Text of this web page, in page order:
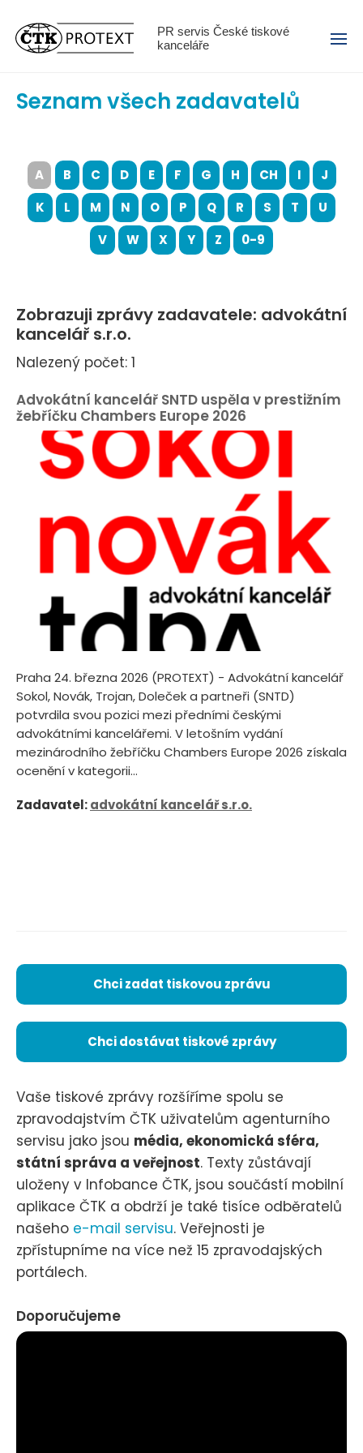
PR servis České tiskové
kanceláře
Menu
Seznam všech zadavatelů
A B C D E F G H CH I
J
K
L M N O P Q R S T
U
V
W X Y Z 0-9
Zobrazuji zprávy zadavatele: advokátní
kancelář s.r.o.
Nalezený počet: 1
Advokátní kancelář SNTD uspěla v prestižním
žebříčku Chambers Europe 2026
Praha 24. března 2026 (PROTEXT) - Advokátní kancelář
Sokol, Novák, Trojan, Doleček a partneři (SNTD)
potvrdila svou pozici mezi předními českými
advokátními kancelářemi. V letošním vydání
mezinárodního žebříčku Chambers Europe 2026 získala
ocenění v kategorii...
Zadavatel:advokátní kancelář s.r.o.
Chci zadat tiskovou zprávu
Chci dostávat tiskové zprávy
Vaše tiskové zprávy rozšíříme spolu se
zpravodajstvím ČTK uživatelům agenturního
servisu jako jsou média, ekonomická sféra,
státní správa a veřejnost. Texty zůstávají
uloženy v Infobance ČTK, jsou součástí mobilní
aplikace ČTK a obdrží je také tisíce odběratelů
našeho e-mail servisu. Veřejnosti je
zpřístupníme na více než 15 zpravodajských
portálech.
Doporučujeme